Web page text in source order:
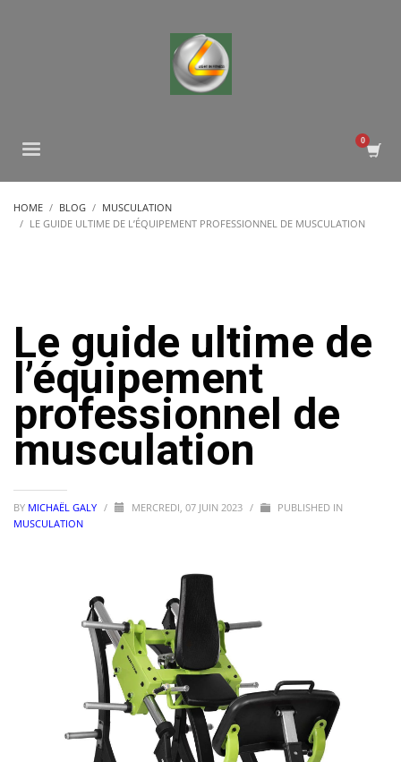
HOME BLOG
MUSCULATION
LE GUIDE ULTIME DE L’ÉQUIPEMENT PROFESSIONNEL DE MUSCULATION
Le guide ultime de
l’équipement
professionnel de
musculation
BY MICHAËL GALY / MERCREDI, 07 JUIN 2023 /
PUBLISHED IN
MUSCULATION